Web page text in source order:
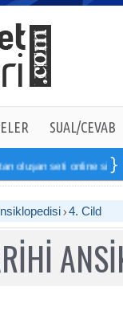
SUAL/CEVAB
seti online sipariş
4. Cild